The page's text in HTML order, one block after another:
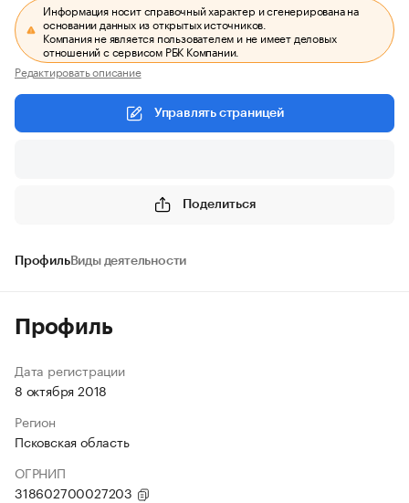
Информация носит справочный характер и сгенерирована на
основании данных из открытых источников.
Компания не является пользователем и не имеет деловых
отношений с сервисом РБК Компании.
Редактировать описание
Управлять страницей
Поделиться
ПрофильВиды деятельности
Профиль
Дата регистрации
8 октября 2018
Регион
Псковская область
ОГРНИП
318602700027203